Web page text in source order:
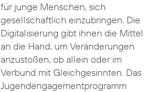
für junge Menschen, sich
gesellschaftlich einzubringen. Die
Digitalisierung gibt ihnen die Mittel
an die Hand, um Veränderungen
anzustoßen, ob allein oder im
Verbund mit Gleichgesinnten. Das
Jugendengagementprogramm